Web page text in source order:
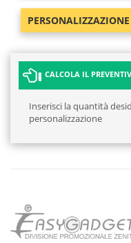
PERSONALIZZAZIONE
CALCOLA IL
Inserisci la quantità
personalizzazione